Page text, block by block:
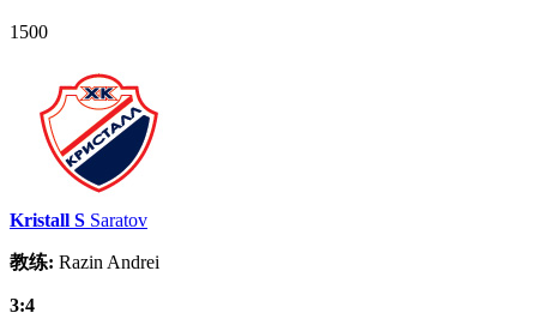
1500
Kristall S Saratov
教练: Razin Andrei
3:4